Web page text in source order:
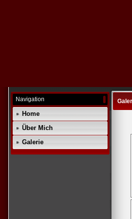
Navigation
Home
Über Mich
Galerie